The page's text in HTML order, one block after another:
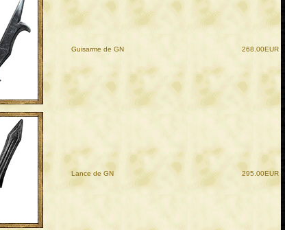
Guisarme de GN 268.00EUR
Lance de GN 295.00EUR